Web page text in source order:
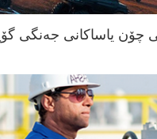
چۆن یاساکانی جەنگی